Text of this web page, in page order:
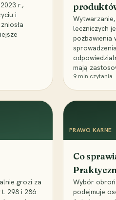
r.,
i
leczniczych
pozbawienia
mają
9 min czytania
grozi za
298 i 286
PRAWO KARNE
Co
Wybór
podejmuje